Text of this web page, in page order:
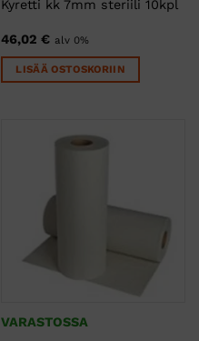
Kyretti kk 7mm steriili 10kpl
46,02€ alv 0%
LISÄÄ OSTOSKORIIN
VARASTOSSA